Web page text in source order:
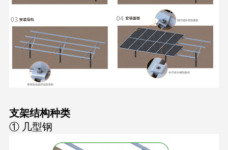
支架结构种类
① 几型钢